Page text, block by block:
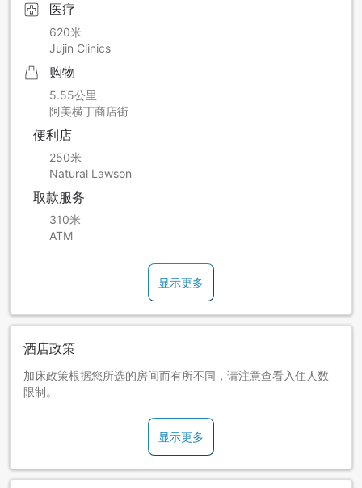
医疗
620米
Jujin Clinics
购物
5.55公里
阿美横丁商店街
便利店
250米
Natural Lawson
取款服务
310米
ATM
显示更多
酒店政策
加床政策根据您所选的房间而有所不同，请注意查看入住人数
限制。
显示更多